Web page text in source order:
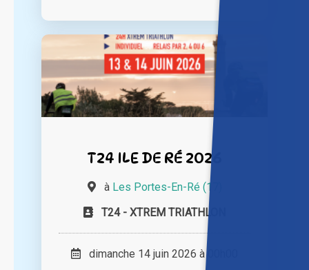
T24 ILE DE RÉ 2026
à Les Portes-En-Ré (17)
T24 - XTREM TRIATHLON
dimanche 14 juin 2026 à 00h00